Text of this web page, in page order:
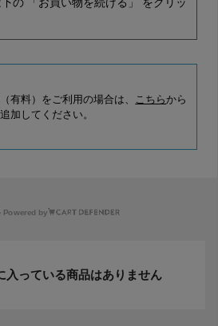
有料）をご利用の場合は、 こちらから
加してください。
Powered by
入っている商品はありません